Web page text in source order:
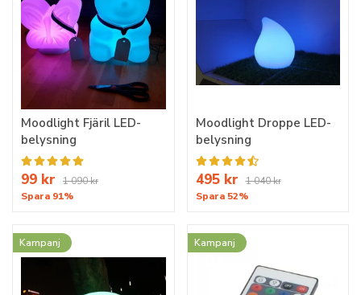
Moodlight Fjäril LED-
belysning
99 kr
1 090 kr
Spara 91%
Moodlight Droppe LED-
belysning
495 kr 1 040 kr
Spara 52%
Kampanj Kampanj